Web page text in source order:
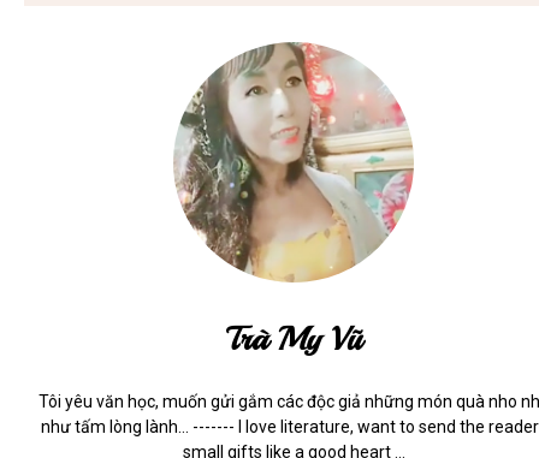
Trà My Vũ
Tôi yêu văn học, muốn gửi gắm các độc giả những món quà nho
như tấm lòng lành... ------- I love literature, want to send the
small gifts like a good heart ...